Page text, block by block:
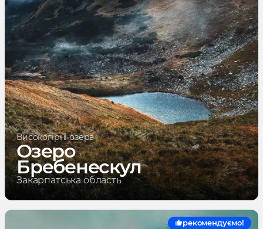
Високогірні озера
Озеро
Бребенескул
Закарпатська область
рекомендуємо!